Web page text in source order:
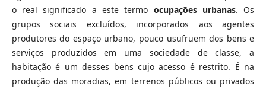
o real significado a este termo ocupações urbanas. Os
grupos sociais excluídos, incorporados aos agentes
produtores do espaço urbano, pouco usufruem dos bens e
serviços produzidos em uma sociedade de classe, a
habitação é um desses bens cujo acesso é restrito. É na
produção das moradias, em terrenos públicos ou privados